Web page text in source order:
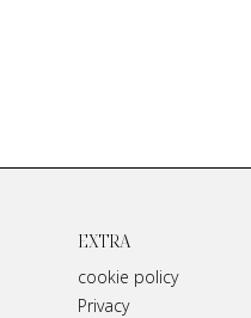
EXTRA
cookie policy
Privacy